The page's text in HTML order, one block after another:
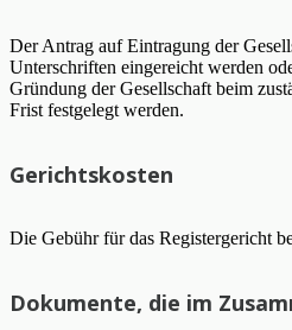
Der Antrag auf Eintragung der
Unterschriften eingereicht werden
Gründung der Gesellschaft beim
Frist festgelegt werden.
Gerichtskosten
Die Gebühr für das Registergericht
Dokumente, die im